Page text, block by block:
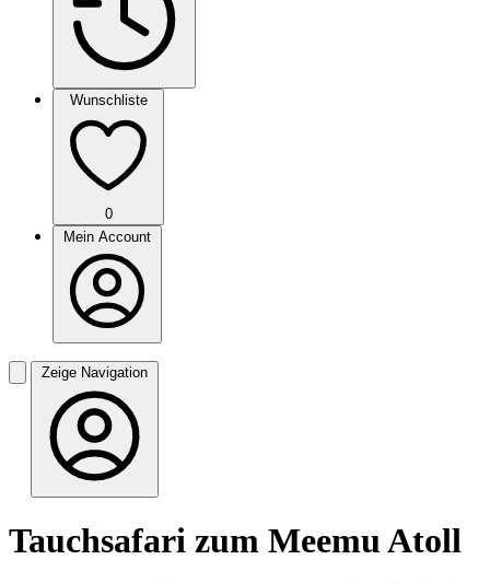
Wunschliste
0
Mein Account
Zeige Navigation
Tauchsafari zum Meemu Atoll